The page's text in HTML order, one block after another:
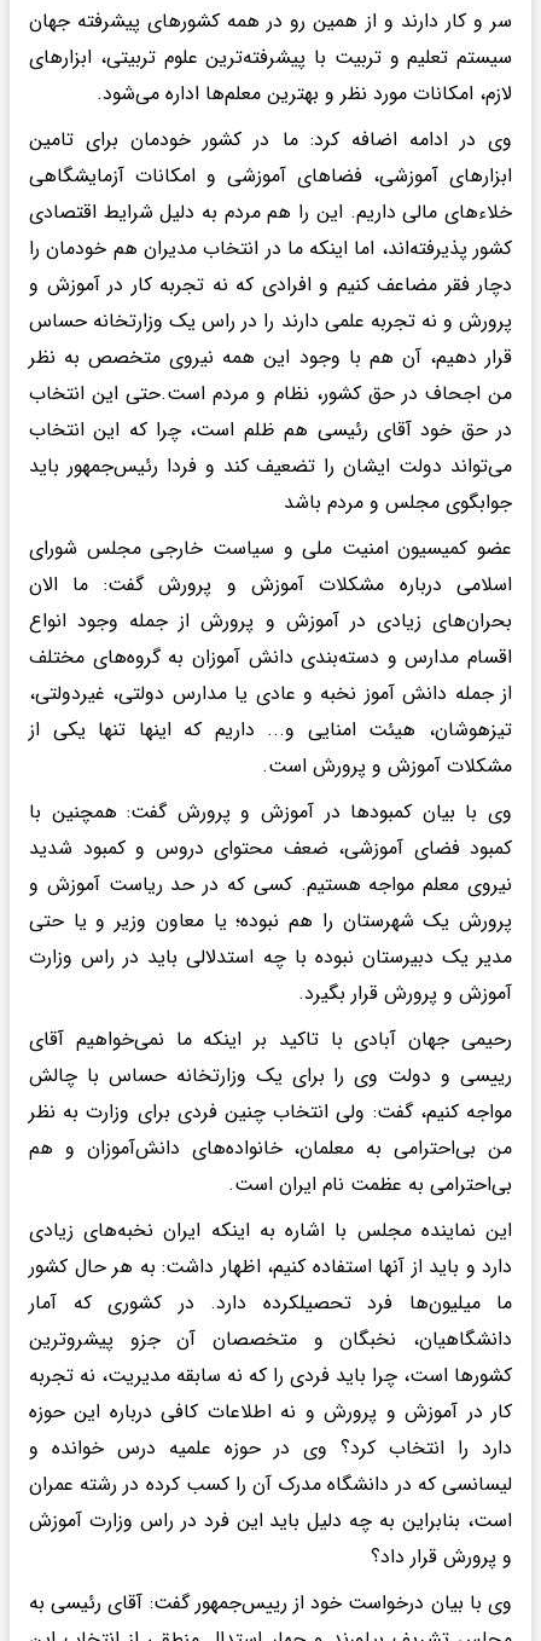
سر و کار دارند و از همین رو در همه کشورهای پیشرفته جهان
سیستم تعلیم و تربیت با پیشرفته‌ترین علوم تربیتی، ابزارهای
لازم،‌ امکانات مورد نظر و بهترین معلم‌ها اداره می‌شود.
وی در ادامه اضافه کرد: ما در کشور خودمان برای تامین
ابزارهای آموزشی، فضاهای آموزشی و امکانات آزمایشگاهی
خلاءهای مالی داریم. این را هم مردم به دلیل شرایط اقتصادی
کشور پذیرفته‌اند، اما اینکه ما در انتخاب مدیران هم خودمان را
دچار فقر مضاعف کنیم و افرادی که نه تجربه کار در آموزش و
پرورش و نه تجربه علمی دارند را در راس یک وزارتخانه حساس
قرار دهیم، آن هم با وجود این همه نیروی متخصص به نظر
من اجحاف در حق کشور، نظام و مردم است.حتی این انتخاب
در حق خود آقای رئیسی هم ظلم است، چرا که این انتخاب
می‌تواند دولت ایشان را تضعیف کند و فردا رئیس‌جمهور باید
جوابگوی مجلس و مردم باشد
عضو کمیسیون امنیت ملی و سیاست خارجی مجلس شورای
اسلامی درباره مشکلات آموزش و پرورش گفت: ما الان
بحران‌های زیادی در آموزش و پرورش از جمله وجود انواع
اقسام مدارس و دسته‌بندی دانش آموزان به گروه‌های مختلف
از جمله دانش آموز نخبه و عادی یا مدارس دولتی، غیردولتی،
تیزهوشان، هیئت امنایی و... داریم که اینها تنها یکی از
مشکلات آموزش و پرورش است.
وی با بیان کمبودها در آموزش و پرورش گفت: همچنین با
کمبود فضای آموزشی، ضعف محتوای دروس و کمبود شدید
نیروی معلم مواجه هستیم. کسی که در حد ریاست آموزش و
پرورش یک شهرستان را هم نبوده؛ یا معاون وزیر و یا حتی
مدیر یک دبیرستان نبوده با چه استدلالی باید در راس وزارت
آموزش و پرورش قرار بگیرد.
رحیمی جهان آبادی با تاکید بر اینکه ما نمی‌خواهیم آقای
رییسی و دولت وی را برای یک وزارتخانه حساس با چالش
مواجه کنیم، گفت:‌ ولی انتخاب چنین فردی برای وزارت به نظر
من بی‌احترامی به معلمان، خانواده‌های دانش‌آموزان و هم
بی‌احترامی به عظمت نام ایران است.
این نماینده مجلس با اشاره به اینکه ایران نخبه‌های زیادی
دارد و باید از آنها استفاده کنیم، اظهار داشت: به هر حال کشور
ما میلیون‌ها فرد تحصیلکرده دارد. در کشوری که آمار
دانشگاهیان، نخبگان و متخصصان آن جزو پیشروترین
کشورها است، چرا باید فردی را که نه سابقه مدیریت، نه تجربه
کار در آموزش و پرورش و نه اطلاعات کافی درباره این حوزه
دارد را انتخاب کرد؟ وی در حوزه علمیه درس خوانده و
لیسانسی که در دانشگاه مدرک آن را کسب کرده در رشته عمران
است، بنابراین به چه دلیل باید این فرد در راس وزارت آموزش
و پرورش قرار داد؟
وی با بیان درخواست خود از رییس‌جمهور گفت: آقای رئیسی به